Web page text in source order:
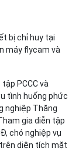
bị chỉ huy tại
máy flycam và
PCCC và
tình huống phức
nghiệp Thăng
gia diễn tập
chó nghiệp vụ
diện tích mặt